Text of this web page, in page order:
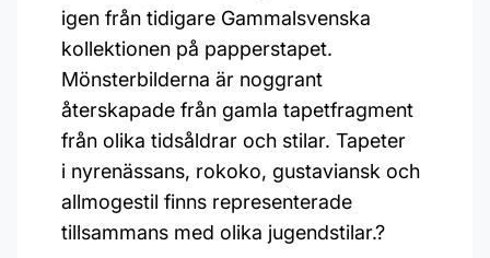
igen från tidigare Gammalsvenska
kollektionen på papperstapet.
Mönsterbilderna är noggrant
återskapade från gamla tapetfragment
från olika tidsåldrar och stilar. Tapeter
i nyrenässans, rokoko, gustaviansk och
allmogestil finns representerade
tillsammans med olika jugendstilar.?